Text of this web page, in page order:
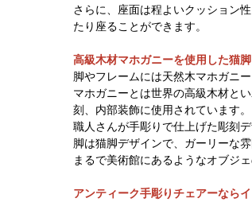
さらに、座面は程よいクッション
たり座ることができます。
高級木材マホガニーを使用した猫脚
脚やフレームには天然木マホガニー
マホガニーとは世界の高級木材と
刻、内部装飾に使用されています。
職人さんが手彫りで仕上げた彫刻
脚は猫脚デザインで、ガーリーな雰
まるで美術館にあるようなオブジ
アンティーク手彫りチェアーなら